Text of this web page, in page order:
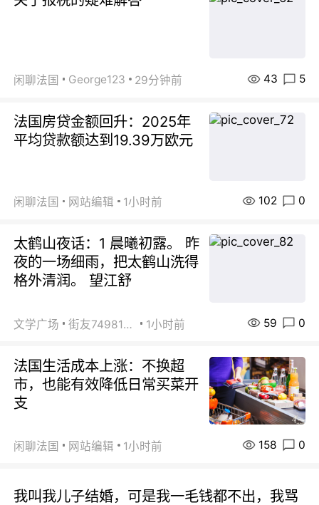
闲聊法国 George123 29分钟前 43 5
法国房贷金额回升：2025年
平均贷款额达到19.39万欧元
闲聊法国 网站编辑 1小时前 102 0
太鹤山夜话：1 晨曦初露。 昨
夜的一场细雨，把太鹤山洗得
格外清润。 望江舒
文学广场 街友74981146 1小时前 59 0
法国生活成本上涨：不换超
市，也能有效降低日常买菜开
支
闲聊法国 网站编辑 1小时前 158 0
我叫我儿子结婚，可是我一毛钱都不出，我骂